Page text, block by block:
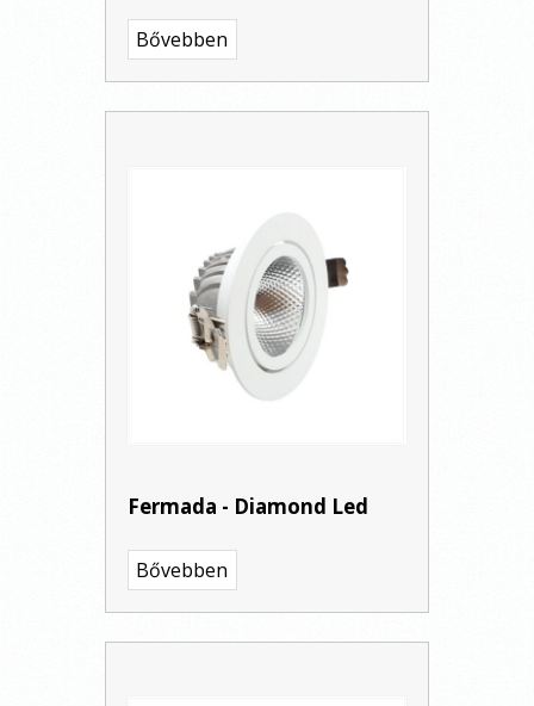
Bővebben
Fermada - Diamond Led
Bővebben